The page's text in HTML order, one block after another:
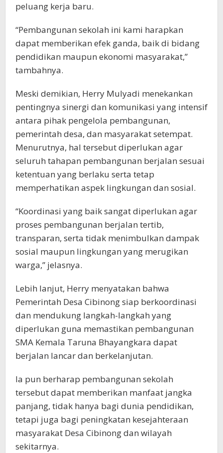
peluang kerja baru.
“Pembangunan sekolah ini kami harapkan
dapat memberikan efek ganda, baik di bidang
pendidikan maupun ekonomi masyarakat,”
tambahnya.
Meski demikian, Herry Mulyadi menekankan
pentingnya sinergi dan komunikasi yang intensif
antara pihak pengelola pembangunan,
pemerintah desa, dan masyarakat setempat.
Menurutnya, hal tersebut diperlukan agar
seluruh tahapan pembangunan berjalan sesuai
ketentuan yang berlaku serta tetap
memperhatikan aspek lingkungan dan sosial.
“Koordinasi yang baik sangat diperlukan agar
proses pembangunan berjalan tertib,
transparan, serta tidak menimbulkan dampak
sosial maupun lingkungan yang merugikan
warga,” jelasnya.
Lebih lanjut, Herry menyatakan bahwa
Pemerintah Desa Cibinong siap berkoordinasi
dan mendukung langkah-langkah yang
diperlukan guna memastikan pembangunan
SMA Kemala Taruna Bhayangkara dapat
berjalan lancar dan berkelanjutan.
Ia pun berharap pembangunan sekolah
tersebut dapat memberikan manfaat jangka
panjang, tidak hanya bagi dunia pendidikan,
tetapi juga bagi peningkatan kesejahteraan
masyarakat Desa Cibinong dan wilayah
sekitarnya.